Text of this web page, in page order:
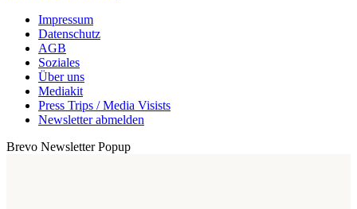
Impressum
Datenschutz
AGB
Soziales
Über uns
Mediakit
Press Trips / Media Visists
Newsletter abmelden
Brevo Newsletter Popup